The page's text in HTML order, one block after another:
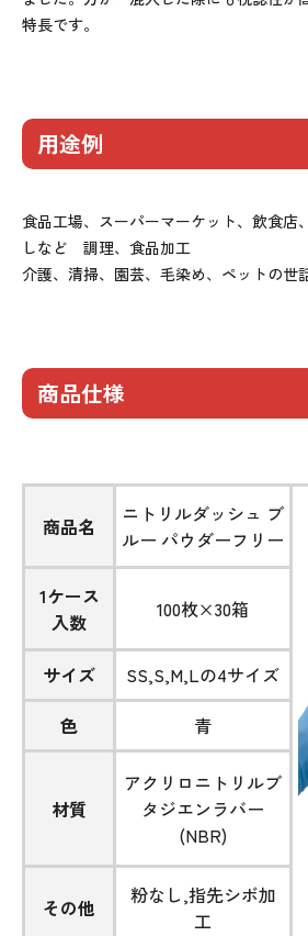
特長です。
用途例
食品工場、スーパーマーケット、飲食店
しなど 調理、食品加工
介護、清掃、園芸、毛染め、ペットの世
商品仕様
商品名
ニトリルダッシュ ブ
ルー パウダーフリー
1ケース
入数
100枚×30箱
サイズ
SS,S,M,Lの4サイズ
色
青
材質
アクリロニトリルブ
タジエンラバー
(NBR)
その他
粉なし,指先シボ加
工